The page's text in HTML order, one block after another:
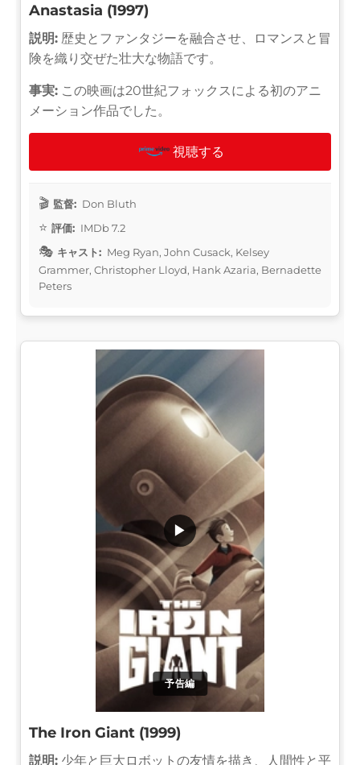
Anastasia (1997)
説明: 歴史とファンタジーを融合させ、ロマンスと冒
険を織り交ぜた壮大な物語です。
事実: この映画は20世紀フォックスによる初のアニ
メーション作品でした。
視聴する
監督: Don Bluth
評価: IMDb 7.2
キャスト: Meg Ryan, John Cusack, Kelsey
Grammer, Christopher Lloyd, Hank Azaria, Bernadette
Peters
予告編
▶
The Iron Giant (1999)
説明: 少年と巨大ロボットの友情を描き、人間性と平